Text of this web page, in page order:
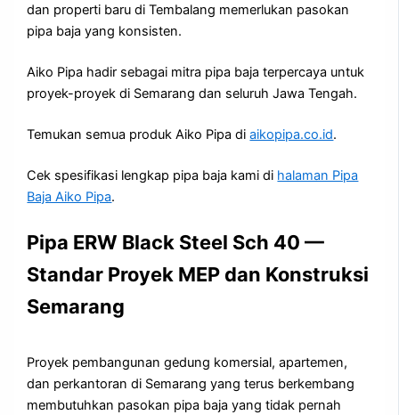
dan properti baru di Tembalang memerlukan pasokan
pipa baja yang konsisten.
Aiko Pipa hadir sebagai mitra pipa baja terpercaya untuk
proyek-proyek di Semarang dan seluruh Jawa Tengah.
Temukan semua produk Aiko Pipa diaikopipa.co.id.
Cek spesifikasi lengkap pipa baja kami di halaman Pipa
Baja Aiko Pipa.
Pipa ERW Black Steel Sch 40 —
Standar Proyek MEP dan Konstruksi
Semarang
Proyek pembangunan gedung komersial, apartemen,
dan perkantoran di Semarang yang terus berkembang
membutuhkan pasokan pipa baja yang tidak pernah